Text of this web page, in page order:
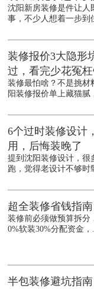
沈阳新房装修是件让人
事，不少人想着一步到
装修报价3大隐形
过，看完少花冤
装修最怕啥？不是挑材
阳装修报价单上藏猫腻
6个过时装修设计
用，后悔装晚了
提到沈阳装修设计，很
跑，觉得老设计不够时
超全装修省钱指南
装修前必须做预算拆分
0%软装30%分配资金，
半包装修避坑指